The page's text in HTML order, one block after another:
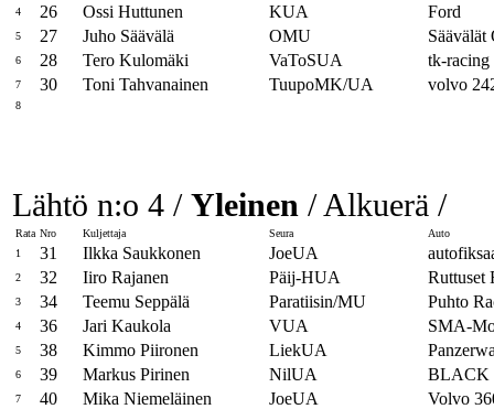
4 26 Ossi Huttunen KUA Ford
5 27 Juho Säävälä OMU Säävälät
6 28 Tero Kulomäki VaToSUA tk-racing
7 30 Toni Tahvanainen TuupoMK/UA volvo
8
Lähtö n:o 4 / Yleinen / Alkuerä /
Rata Nro Kuljettaja Seura
Auto
1
31 Ilkka Saukkonen JoeUA
2 32 Iiro Rajanen Päij-HUA Ruttuset
3 34 Teemu Seppälä Paratiisin/MU Puhto
4 36 Jari Kaukola VUA SMA-
5 38 Kimmo Piironen LiekUA
6 39 Markus Pirinen NilUA BLACK
7 40 Mika Niemeläinen JoeUA Volvo